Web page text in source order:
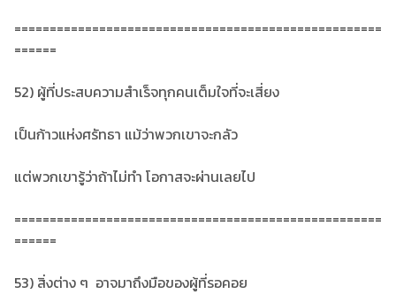
====================================================
======
52) ผู้ที่ประสบความสำเร็จทุกคนเต็มใจที่จะเสี่ยง
เป็นก้าวแห่งศรัทธา แม้ว่าพวกเขาจะกลัว
แต่พวกเขารู้ว่าถ้าไม่ทำ โอกาสจะผ่านเลยไป
====================================================
======
53) สิ่งต่าง ๆ อาจมาถึงมือของผู้ที่รอคอย